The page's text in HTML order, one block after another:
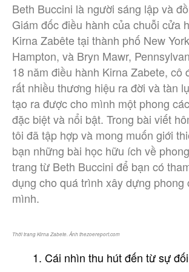
Beth Buccini là người sáng lập và
Giám đốc điều hành của chuỗi cửa
Kirna Zabête tại thành phố New
Hampton, và Bryn Mawr,
18 năm điều hành Kirna Zabete, cô
rất nhiều thương hiệu ra đời và tàn
tạo ra được cho mình một phong
đặc biệt và nổi bật. Trong bài viết
tôi đã tập hợp và mong muốn giới
bạn những bài học hữu ích về
trang từ Beth Buccini để bạn có
dụng cho quá trình xây dựng phong
mình.
Thời trang Kirna Zabete. Ảnh thezoereport.com
Cái nhìn thu hút đến từ sự